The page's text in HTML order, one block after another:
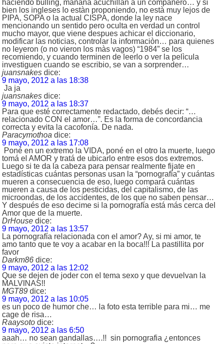
haciendo bulling, mañana acuchillan a un compañero… y si
bien los ingleses lo estàn proponiendo, no està muy lejos de
PIPA, SOPA o la actual CISPA, donde la ley nace
mencionando un sentido pero oculta en verdad un control
mucho mayor, que viene despues achicar el diccionario,
modificar las noticias, controlar la informaciòn… para quienes
no leyeron (o no vieron los màs vagos) “1984” se los
recomiendo, y cuando terminen de leerlo o ver la pelìcula
investiguen cuando se escribio, se van a sorprender…
juansnakes dice:
9 mayo, 2012 a las 18:38
Ja ja
juansnakes dice:
9 mayo, 2012 a las 18:37
Para que esté correctamente redactado, debés decir: “…
relacionado CON el amor…”. Es la forma de concordancia
correcta y evita la cacofonía. De nada.
Paracymothoa dice:
9 mayo, 2012 a las 17:08
Poné en un extremo la VIDA, poné en el otro la muerte, luego
tomá el AMOR y tratá de ubicarlo entre esos dos extremos.
Luego si te da la cabeza para pensar realmente fijate en
estadísticas cuántas personas usan la “pornografía” y cuántas
mueren a consecuencia de eso, luego compará cuántas
mueren a causa de los pesticidas, del capitalismo, de las
microondas, de los accidentes, de los que no saben pensar…
Y después de eso decime si la pornografía está más cerca del
Amor que de la muerte.
DrHouse dice:
9 mayo, 2012 a las 13:57
La pornografía relacionada con el amor? Ay, si mi amor, te
amo tanto que te voy a acabar en la boca!!! La pastillita por
favor
Darkm86 dice:
9 mayo, 2012 a las 12:02
Que se dejen de joder con el tema sexo y que devuelvan la
MALVINAS!!
MGT89 dice:
9 mayo, 2012 a las 10:05
es un poco de humor che… la foto esta terrible para mi… me
cage de risa…
Raaysoto dice:
9 mayo, 2012 a las 6:50
aaah… no sean gandallas….!! sin pornografia ¿entonces